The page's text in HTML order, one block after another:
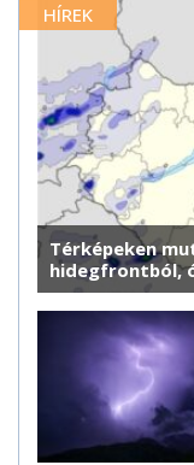
HÍREK
Térképeken
hidegfrontból,